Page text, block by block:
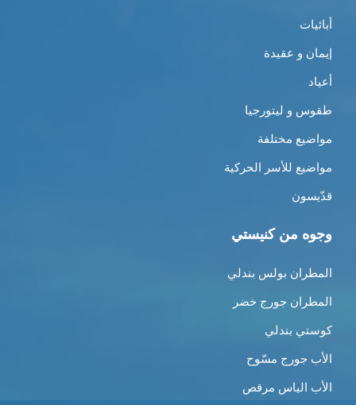
أبائيات
إيمان و عقيدة
أعياد
طقوس و ليتورجيا
مواضيع مختلفة
مواضيع للأسر الحركية
قدّيسون
وجوه من كنيستي
المطران بولس بندلي
المطران جورج خضر
كوستي بندلي
الأب جورج مسّوح
الأب الياس مرقص